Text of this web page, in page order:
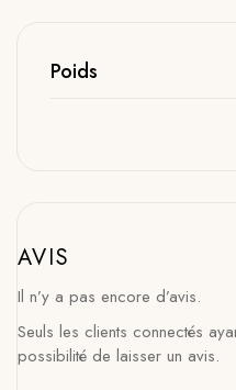
Poids
AVIS
Il n’y a pas encore d’avis.
Seuls les clients connectés
possibilité de laisser un avis.